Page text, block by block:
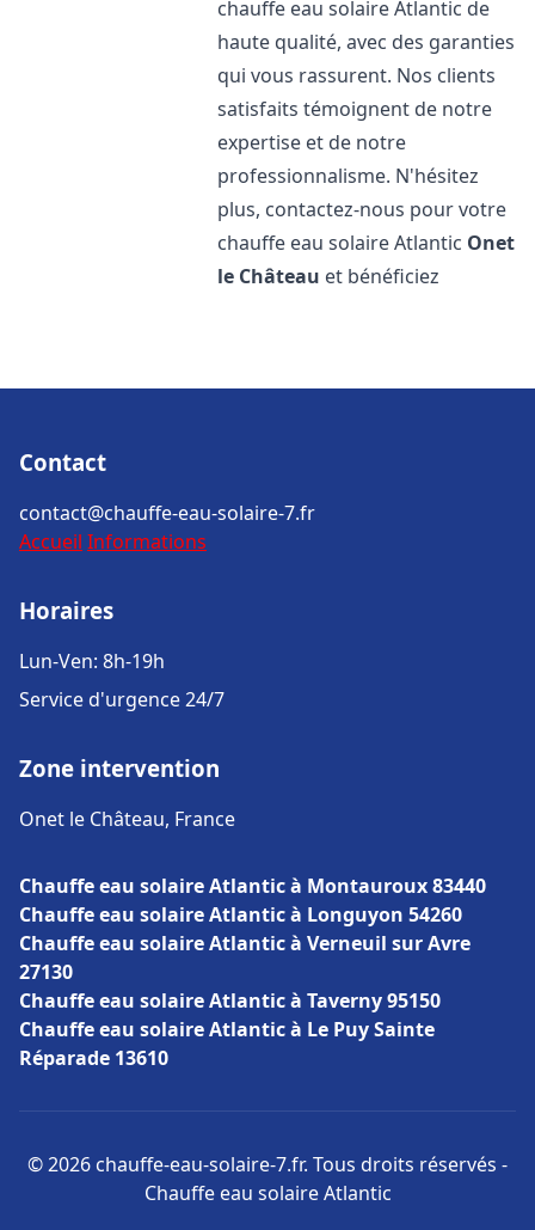
chauffe eau solaire Atlantic de
haute qualité, avec des garanties
qui vous rassurent. Nos clients
satisfaits témoignent de notre
expertise et de notre
professionnalisme. N'hésitez
plus, contactez-nous pour votre
chauffe eau solaire Atlantic Onet
le Château et bénéficiez
Contact
contact@chauffe-eau-solaire-7.fr
Accueil Informations
Horaires
Lun-Ven: 8h-19h
Service d'urgence 24/7
Zone intervention
Onet le Château, France
Chauffe eau solaire Atlantic à Montauroux 83440
Chauffe eau solaire Atlantic à Longuyon 54260
Chauffe eau solaire Atlantic à Verneuil sur Avre
27130
Chauffe eau solaire Atlantic à Taverny 95150
Chauffe eau solaire Atlantic à Le Puy Sainte
Réparade 13610
© 2026 chauffe-eau-solaire-7.fr. Tous droits réservés -
Chauffe eau solaire Atlantic